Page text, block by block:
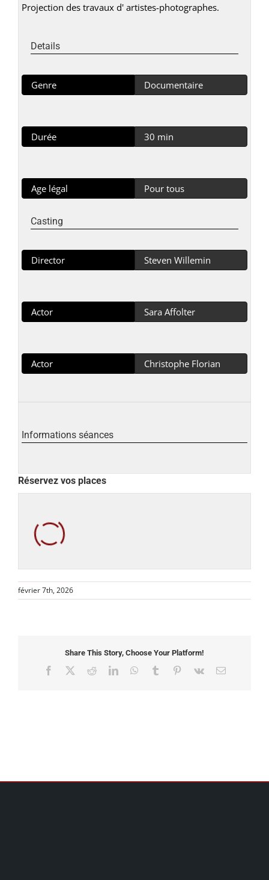
Projection des travaux d' artistes-photographes.
Details
Genre Documentaire
Durée 30 min
Age légal Pour tous
Casting
Director Steven Willemin
Actor Sara Affolter
Actor Christophe Florian
Informations séances
Réservez vos places
février 7th, 2026
Share This Story, Choose Your Platform!
Facebook RedditLinkedInWhatsApp
Tumblr Pinterest
Vk Email